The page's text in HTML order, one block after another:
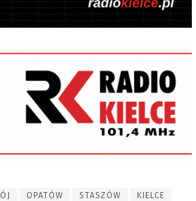
OPATÓW STASZÓW KIELCE